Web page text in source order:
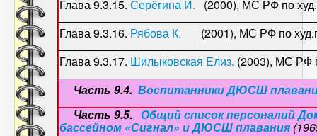
Глава 9.3.15. Серёгина И. (2000), МС РФ по
Глава 9.3.16. Рябова К. (2001), МС РФ по
Глава 9.3.17. Шилыковская Елиз. (2003), МС РФ
Часть 9.4. Воспитанники ДЮСШ
Часть 9.5. Общий список персоналий
бассейном «Сигнал» и ДЮСШ плавания